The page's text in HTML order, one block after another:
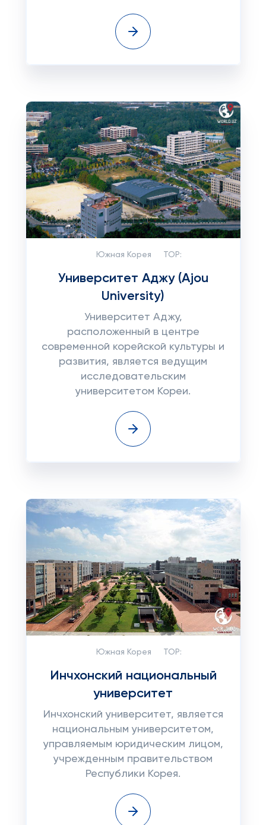
Южная Корея TOP:
Университет Аджу (Ajou
University)
Университет Аджу,
расположенный в центре
современной корейской культуры и
развития, является ведущим
исследовательским
университетом Кореи.
Южная Корея TOP:
Инчхонский национальный
университет
Инчхонский университет, является
национальным университетом,
управляемым юридическим лицом,
учрежденным правительством
Республики Корея.